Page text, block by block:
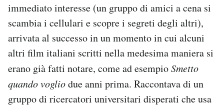
immediato interesse (un gruppo di amici a cena si
scambia i cellulari e scopre i segreti degli altri),
arrivata al successo in un momento in cui alcuni
altri film italiani scritti nella medesima maniera si
erano già fatti notare, come ad esempioSmetto
quando vogliodue anni prima. Raccontava di un
gruppo di ricercatori universitari disperati che usa